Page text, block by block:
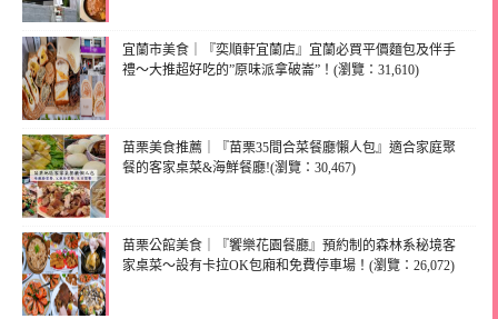
宜蘭市美食｜『奕順軒宜蘭店』宜蘭必買平價麵包及伴手
禮～大推超好吃的”原味派拿破崙”！(瀏覽：31,610)
苗栗美食推薦｜『苗栗35間合菜餐廳懶人包』適合家庭聚
餐的客家桌菜&海鮮餐廳!(瀏覽：30,467)
苗栗公館美食｜『饗樂花園餐廳』預約制的森林系秘境客
家桌菜～設有卡拉OK包廂和免費停車場！(瀏覽：26,072)